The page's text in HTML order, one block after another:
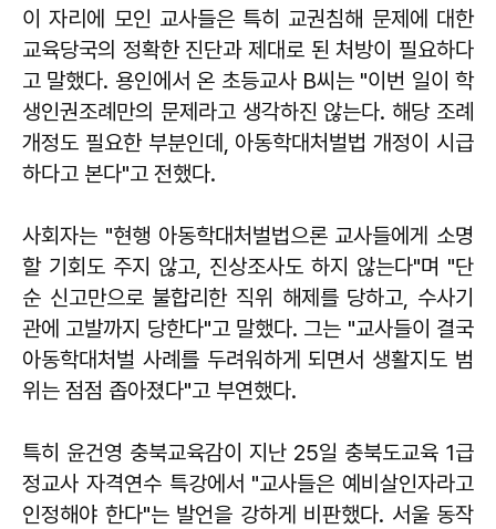
이 자리에 모인 교사들은 특히 교권침해 문제에 대한
교육당국의 정확한 진단과 제대로 된 처방이 필요하다
고 말했다. 용인에서 온 초등교사 B씨는 "이번 일이 학
생인권조례만의 문제라고 생각하진 않는다. 해당 조례
개정도 필요한 부분인데, 아동학대처벌법 개정이 시급
하다고 본다"고 전했다.
사회자는 "현행 아동학대처벌법으론 교사들에게 소명
할 기회도 주지 않고, 진상조사도 하지 않는다"며 "단
순 신고만으로 불합리한 직위 해제를 당하고, 수사기
관에 고발까지 당한다"고 말했다. 그는 "교사들이 결국
아동학대처벌 사례를 두려워하게 되면서 생활지도 범
위는 점점 좁아졌다"고 부연했다.
특히 윤건영 충북교육감이 지난 25일 충북도교육 1급
정교사 자격연수 특강에서 "교사들은 예비살인자라고
인정해야 한다"는 발언을 강하게 비판했다. 서울 동작